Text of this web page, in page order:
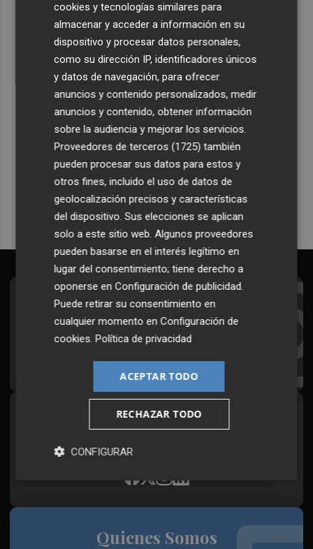
El Campello invierte 1,6 millones en la primera fase de la
'operación asfalto', que ya está en licitación
Recibe toda la actualidad de
Plaza Podcast en tu correo
Quiero suscribirme
Suscríbete al Boletín
Todos los días a primera hora en tu email
¡Quiero suscribirme!
Síguenos en redes
Plaza Podcast, desde cualquier medio
Quienes Somos
cookies y tecnologías similares para
almacenar y acceder a información en su
dispositivo y procesar datos personales,
como su dirección IP, identificadores únicos
y datos de navegación, para ofrecer
anuncios y contenido personalizados, medir
anuncios y contenido, obtener información
sobre la audiencia y mejorar los servicios.
Proveedores de terceros (1725) también
pueden procesar sus datos para estos y
otros fines, incluido el uso de datos de
geolocalización precisos y características
del dispositivo. Sus elecciones se aplican
solo a este sitio web. Algunos proveedores
pueden basarse en el interés legítimo en
lugar del consentimiento; tiene derecho a
oponerse enConfiguración de publicidad.
Puede retirar su consentimiento en
cualquier momento enConfiguración de
cookies.Política de privacidad
ACEPTAR TODO
RECHAZAR TODO
CONFIGURAR